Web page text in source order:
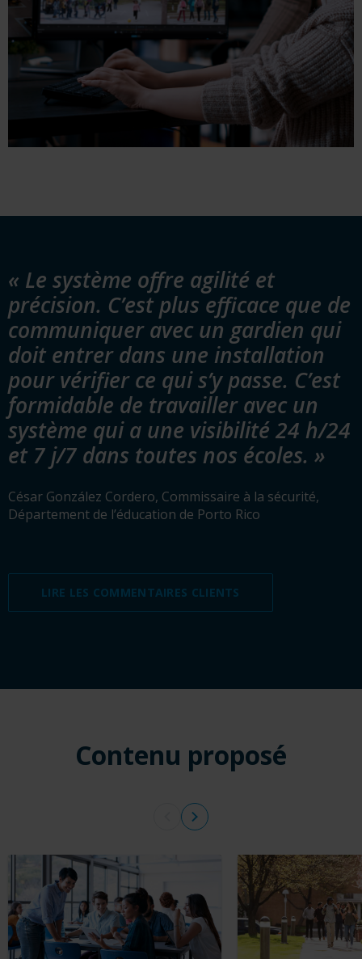
« Le système offre agilité et
précision. C’est plus efficace que de
communiquer avec un gardien qui
doit entrer dans une installation
pour vérifier ce qui s’y passe. C’est
formidable de travailler avec un
système qui a une visibilité 24 h/24
et 7 j/7 dans toutes nos écoles. »
César González Cordero, Commissaire à la sécurité,
Département de l’éducation de Porto Rico
LIRE LES COMMENTAIRES CLIENTS
Contenu proposé